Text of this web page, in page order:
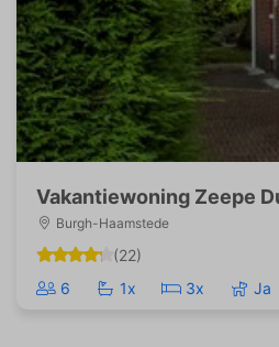
Vakantiewoning Zeepe
Burgh-Haamstede
(22)
6
1x 3x Ja